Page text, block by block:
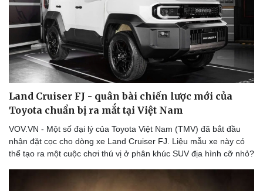
Land Cruiser FJ - quân bài chiến lược mới của
Toyota chuẩn bị ra mắt tại Việt Nam
VOV.VN - Một số đại lý của Toyota Việt Nam (TMV) đã bắt đầu
nhận đặt cọc cho dòng xe Land Cruiser FJ. Liệu mẫu xe này có
thể tạo ra một cuộc chơi thú vị ở phân khúc SUV địa hình cỡ nhỏ?